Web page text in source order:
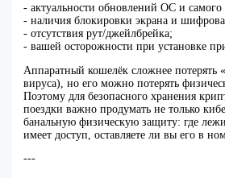
- актуальности обновлений ОС и самого
- наличия блокировки экрана и
- отсутствия рут/джейлбрейка;
- вашей осторожности при установке
Аппаратный кошелёк сложнее потерять
вируса), но его можно потерять
Поэтому для безопасного хранения
поездки важно продумать не только
банальную физическую защиту: где
имеет доступ, оставляете ли вы его в
---